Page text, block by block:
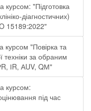
курсом: "Підготовка
діагностичних)
15189:2022"
курсом "Повірка та
техніки за обраним
ІR, АUV, QМ"
курсом:
під час